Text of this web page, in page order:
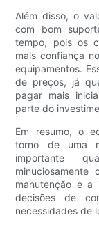
Além disso, o
com bom
tempo, pois os
mais confiança
equipamentos.
de preços, já
pagar mais
parte do
Em resumo, o
torno de uma
importante
manutenção e a
decisões de
necessidades de